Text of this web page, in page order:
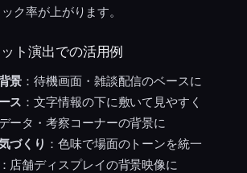
ク率が上がります。
ト演出での活用例
景 ：待機画面・雑談配信のベースに
ス ：文字情報の下に敷いて見やすく
ータ・考察コーナーの背景に
づくり ：色味で場面のトーンを統一
店舗ディスプレイの背景映像に